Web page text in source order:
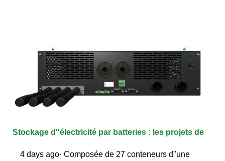
Stockage d''électricité par batteries : les projets de
4 days ago· Composée de 27 conteneurs d''une